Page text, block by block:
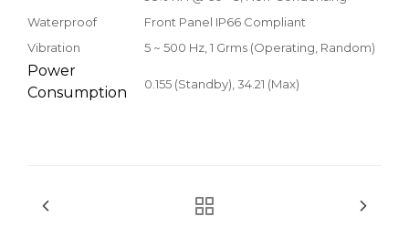
Waterproof
Front Panel IP66 Compliant
Vibration
5 ~ 500 Hz, 1 Grms (Operating, Random)
Power
Consumption
0.155 (Standby), 34.21 (Max)